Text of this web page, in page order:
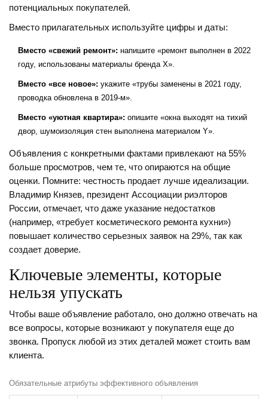
потенциальных покупателей.
Вместо прилагательных используйте цифры и даты:
Вместо «свежий ремонт»: напишите «ремонт выполнен в 2022
году, использованы материалы бренда X».
Вместо «все новое»: укажите «трубы заменены в 2021 году,
проводка обновлена в 2019-м».
Вместо «уютная квартира»: опишите «окна выходят на тихий
двор, шумоизоляция стен выполнена материалом Y».
Объявления с конкретными фактами привлекают на 55%
больше просмотров, чем те, что опираются на общие
оценки. Помните: честность продает лучше идеализации.
Владимир Князев, президент Ассоциации риэлторов
России, отмечает, что даже указание недостатков
(например, «требует косметического ремонта кухни»)
повышает количество серьезных заявок на 29%, так как
создает доверие.
Ключевые элементы, которые
нельзя упускать
Чтобы ваше объявление работало, оно должно отвечать на
все вопросы, которые возникают у покупателя еще до
звонка. Пропуск любой из этих деталей может стоить вам
клиента.
Обязательные атрибуты эффективного объявления